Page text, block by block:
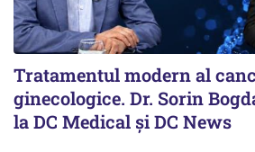
Tratamentul modern al
ginecologice. Dr. Sorin
la DC Medical și DC News